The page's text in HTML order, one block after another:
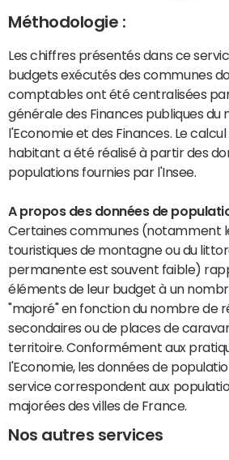
Méthodologie :
Les chiffres présentés dans ce
budgets exécutés des communes
comptables ont été centralisées
générale des Finances publiques du
l'Economie et des Finances. Le
habitant a été réalisé à partir des
populations fournies par l'Insee.
A propos des données de
Certaines communes (notamment
touristiques de montagne ou du
permanente est souvent faible)
éléments de leur budget à un
"majoré" en fonction du nombre de
secondaires ou de places de
territoire. Conformément aux
l'Economie, les données de
service correspondent aux
majorées des villes de France.
Nos autres services